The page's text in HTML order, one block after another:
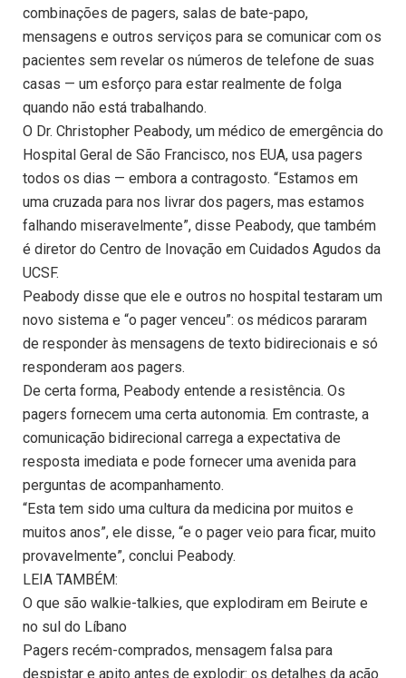
combinações de pagers, salas de bate-papo,
mensagens e outros serviços para se comunicar com os
pacientes sem revelar os números de telefone de suas
casas — um esforço para estar realmente de folga
quando não está trabalhando.
O Dr. Christopher Peabody, um médico de emergência do
Hospital Geral de São Francisco, nos EUA, usa pagers
todos os dias — embora a contragosto. “Estamos em
uma cruzada para nos livrar dos pagers, mas estamos
falhando miseravelmente”, disse Peabody, que também
é diretor do Centro de Inovação em Cuidados Agudos da
UCSF.
Peabody disse que ele e outros no hospital testaram um
novo sistema e “o pager venceu”: os médicos pararam
de responder às mensagens de texto bidirecionais e só
responderam aos pagers.
De certa forma, Peabody entende a resistência. Os
pagers fornecem uma certa autonomia. Em contraste, a
comunicação bidirecional carrega a expectativa de
resposta imediata e pode fornecer uma avenida para
perguntas de acompanhamento.
“Esta tem sido uma cultura da medicina por muitos e
muitos anos”, ele disse, “e o pager veio para ficar, muito
provavelmente”, conclui Peabody.
LEIA TAMBÉM:
O que são walkie-talkies, que explodiram em Beirute e
no sul do Líbano
Pagers recém-comprados, mensagem falsa para
despistar e apito antes de explodir: os detalhes da ação